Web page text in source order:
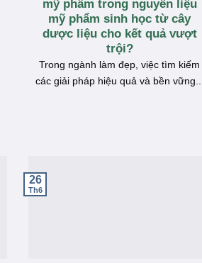
mỹ phẩm trong nguyên liệu
mỹ phẩm sinh học từ cây
dược liệu cho kết quả vượt
trội?
Trong ngành làm đẹp, việc tìm kiếm
các giải pháp hiệu quả và bền vững...
26
Th6